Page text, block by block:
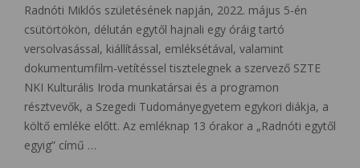
Radnóti Miklós születésének napján, 2022. május 5-én
csütörtökön, délután egytől hajnali egy óráig tartó
versolvasással, kiállítással, emléksétával, valamint
dokumentumfilm-vetítéssel tisztelegnek a szervező SZTE
NKI Kulturális Iroda munkatársai és a programon
résztvevők, a Szegedi Tudományegyetem egykori diákja, a
költő emléke előtt. Az emléknap 13 órakor a „Radnóti egytől
egyig” című …